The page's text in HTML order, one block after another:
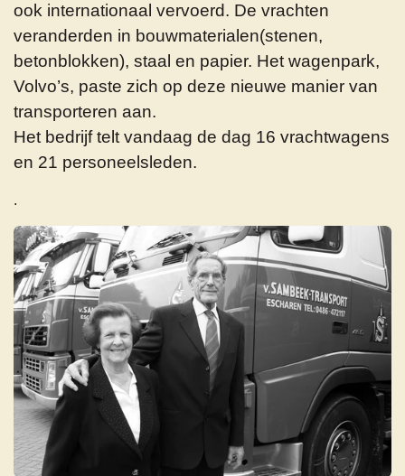
ook internationaal vervoerd. De vrachten
veranderden in bouwmaterialen(stenen,
betonblokken), staal en papier. Het wagenpark,
Volvo’s, paste zich op deze nieuwe manier van
transporteren aan.
Het bedrijf telt vandaag de dag 16 vrachtwagens
en 21 personeelsleden.
.